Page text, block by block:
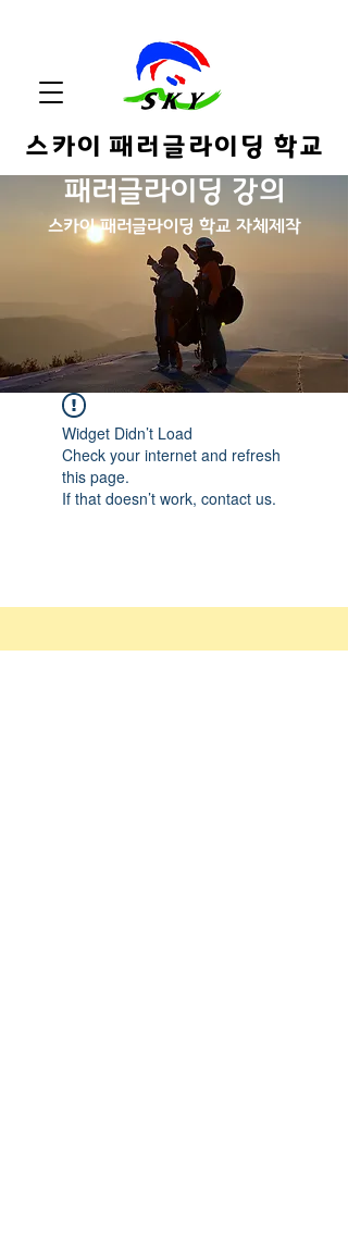
스카이 패러글라이딩 학교
패러글라이딩 강의
스카이 패러글라이딩 학교 자체제작
Widget Didn’t Load
Check your internet and refresh
this page.
If that doesn’t work, contact us.